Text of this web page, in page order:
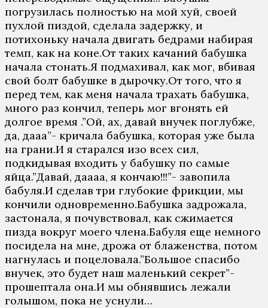
погрузилась полностью на мой хуй, своей
пухлой пиздой, сделала задержку, и
потихоньку начала двигать бедрами набирая
темп, как на коне.От таких качаний бабушка
начала стонать.Я подмахивал, как мог, вбивая
свой болт бабушке в дырочку.От того, что я
перед тем, как меня начала трахать бабушка,
много раз кончил, теперь мог вгонять ей
долгое время .”Ой, ах, давай внучек поглубже,
да, дааа”- кричала бабушка, которая уже была
на грани.И я старался изо всех сил,
подкидывая входить у бабушку по самые
яйца.”Давай, даааа, я кончаю!!!”- завопила
бабуля.И сделав три глубокие фрикции, мы
кончили одновременно.Бабушка задрожала,
застонала, я почувствовал, как сжимается
пизда вокруг моего члена.Бабуля еще немного
посидела на мне, дрожа от блаженства, потом
нагнулась и поцеловала.”Большое спасибо
внучек, это будет наш маленький секрет”-
прошептала она.И мы обнявшись лежали
голышом, пока не уснули…